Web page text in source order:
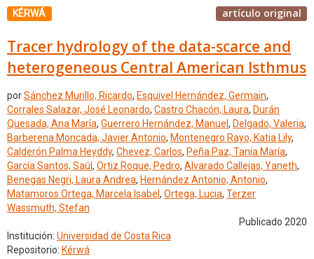
KÉRWÁ artículo original
Tracer hydrology of the data-scarce and
heterogeneous Central American Isthmus
porSánchez Murillo, Ricardo, Esquivel Hernández, Germain,
Corrales Salazar, José Leonardo, Castro Chacón, Laura, Durán
Quesada, Ana María, Guerrero Hernández, Manuel , Delgado, Valeria,
Barberena Moncada, Javier Antonio, Montenegro Rayo, Katia Lily,
Calderón Palma Heyddy, Chevez, Carlos, Peña Paz, Tania María,
García Santos, Saúl , Ortiz Roque, Pedro, Alvarado Callejas, Yaneth,
Benegas Negri, Laura Andrea, Hernández Antonio, Antonio,
Matamoros Ortega, Marcela Isabel , Ortega, Lucia, Terzer
Wassmuth, Stefan
Publicado 2020
Institución: Universidad de Costa Rica
Repositorio: Kérwá